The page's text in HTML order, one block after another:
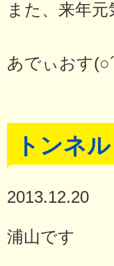
また、来年
あでぃおす
トンネル
2013.12.20
浦山です